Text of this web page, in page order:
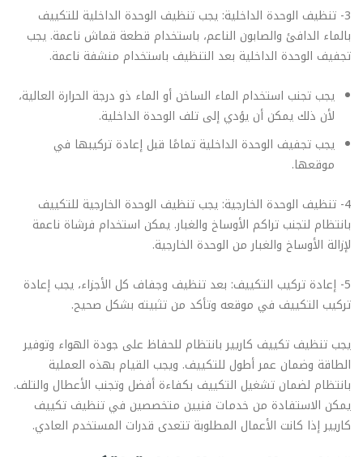
3- تنظيف الوحدة الداخلية: يجب تنظيف الوحدة الداخلية للتكييف
بالماء الدافئ والصابون الناعم، باستخدام قطعة قماش ناعمة. يجب
تجفيف الوحدة الداخلية بعد التنظيف باستخدام منشفة ناعمة.
يجب تجنب استخدام الماء الساخن أو الماء ذو درجة الحرارة العالية،
لأن ذلك يمكن أن يؤدي إلى تلف الوحدة الداخلية.
يجب تجفيف الوحدة الداخلية تمامًا قبل إعادة تركيبها في
موقعها.
4- تنظيف الوحدة الخارجية: يجب تنظيف الوحدة الخارجية للتكييف
بانتظام لتجنب تراكم الأوساخ والغبار. يمكن استخدام فرشاة ناعمة
لإزالة الأوساخ والغبار من الوحدة الخارجية.
5- إعادة تركيب التكييف: بعد تنظيف وجفاف كل الأجزاء، يجب إعادة
تركيب التكييف في موقعه وتأكد من تثبيته بشكل صحيح.
يجب تنظيف تكييف كاريير بانتظام للحفاظ على جودة الهواء وتوفير
الطاقة وضمان عمر أطول للتكييف. ويجب القيام بهذه العملية
بانتظام لضمان تشغيل التكييف بكفاءة أفضل وتجنب الأعطال والتلف.
يمكن الاستفادة من خدمات فنيين متخصصين في تنظيف تكييف
كاريير إذا كانت الأعمال المطلوبة تتعدى قدرات المستخدم العادي.